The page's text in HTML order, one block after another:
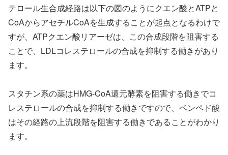
テロール生合成経路は以下の図のようにクエン酸とATPと
CoAからアセチルCoAを生成することが起点となるわけで
すが、ATPクエン酸リアーゼは、この合成段階を阻害する
ことで、LDLコレステロールの合成を抑制する働きがあり
ます。
スタチン系の薬はHMG-CoA還元酵素を阻害する働きでコ
レステロールの合成を抑制する働きですので、ベンペド酸
はその経路の上流段階を阻害する働きであることがわかり
ます。